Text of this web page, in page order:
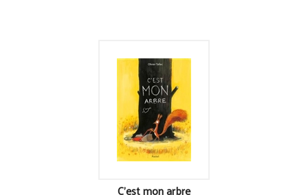
C'est mon arbre